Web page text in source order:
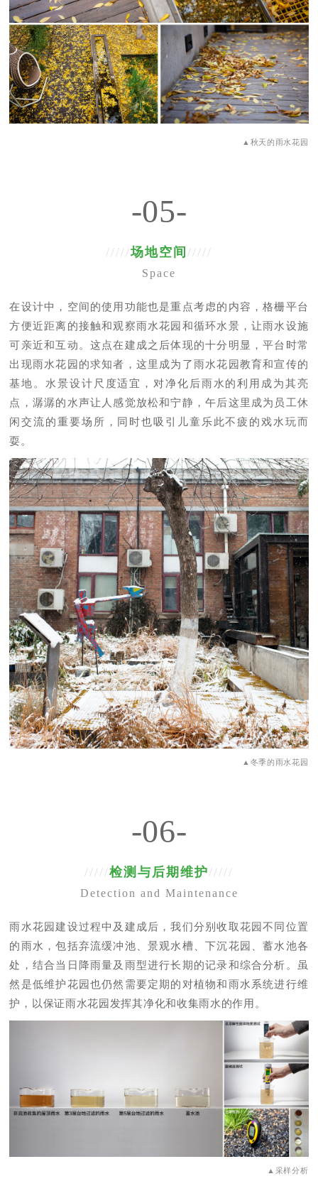
▲秋天的雨水花园
-05-
/////场地空间 /////
Space
在设计中，空间的使用功能也是重点考虑的内容，格栅平台
方便近距离的接触和观察雨水花园和循环水景，让雨水设施
可亲近和互动。这点在建成之后体现的十分明显，平台时常
出现雨水花园的求知者，这里成为了雨水花园教育和宣传的
基地。水景设计尺度适宜，对净化后雨水的利用成为其亮
点，潺潺的水声让人感觉放松和宁静，午后这里成为员工休
闲交流的重要场所，同时也吸引儿童乐此不疲的戏水玩而
耍。
▲冬季的雨水花园
-06-
/////检测与后期维护/////
Detection and Maintenance
雨水花园建设过程中及建成后，我们分别收取花园不同位置
的雨水，包括弃流缓冲池、景观水槽、下沉花园、蓄水池各
处，结合当日降雨量及雨型进行长期的记录和综合分析。虽
然是低维护花园也仍然需要定期的对植物和雨水系统进行维
护，以保证雨水花园发挥其净化和收集雨水的作用。
▲采样分析